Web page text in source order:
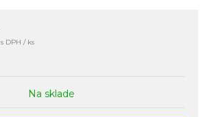
s DPH / ks
Na sklade